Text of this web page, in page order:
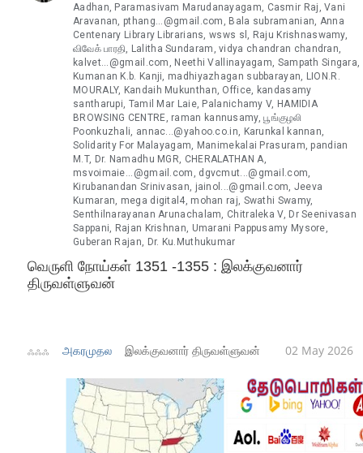
Aadhan, Paramasivam Marudanayagam, Casmir Raj, Vani
Aravanan, pthang...@gmail.com, Bala subramanian, Anna
Centenary Library Librarians, wsws sl, Raju Krishnaswamy,
விவேக் பாரதி, Lalitha Sundaram, vidya chandran chandran,
kalvet...@gmail.com, Neethi Vallinayagam, Sampath Singara,
Kumanan K.b. Kanji, madhiyazhagan subbarayan, LION.R.
MOURALY, Kandaih Mukunthan, Office, kandasamy
santharupi, Tamil Mar Laie, Palanichamy V, HAMIDIA
BROWSING CENTRE, raman kannusamy, பூங்குழலி
Poonkuzhali, annac...@yahoo.co.in, Karunkal kannan,
Solidarity For Malayagam, Manimekalai Prasuram, pandian
M.T, Dr. Namadhu MGR, CHERALATHAN A,
msvoimaie...@gmail.com, dgvcmut...@gmail.com,
Kirubanandan Srinivasan, jainol...@gmail.com, Jeeva
Kumaran, mega digital4, mohan raj, Swathi Swamy,
Senthilnarayanan Arunachalam, Chitraleka V, Dr Seenivasan
Sappani, Rajan Krishnan, Umarani Pappusamy Mysore,
Guberan Rajan, Dr. Ku.Muthukumar
வெருளி நோய்கள் 1351 -1355 : இலக்குவனார்
திருவள்ளுவன்
ஃஃஃ அகரமுதல இலக்குவனார் திருவள்ளுவன் 02 May 2026